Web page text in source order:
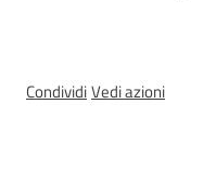
CondividiVedi azioni